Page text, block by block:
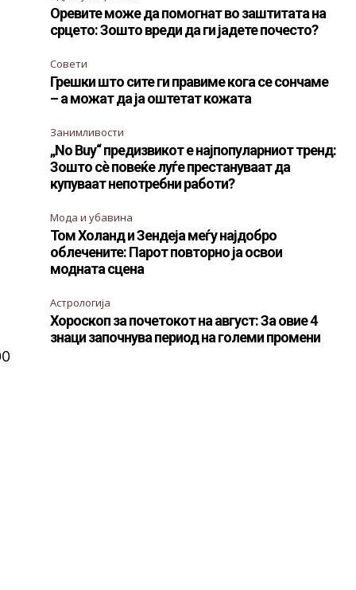
Оревите може да помогнат во заштитата на
срцето: Зошто вреди да ги јадете почесто?
Совети
Грешки што сите ги правиме кога се сончаме
– а можат да ја оштетат кожата
Занимливости
„No Buy“ предизвикот е најпопуларниот тренд:
Зошто сè повеќе луѓе престануваат да
купуваат непотребни работи?
Мода и убавина
Том Холанд и Зендеја меѓу најдобро
облечените: Парот повторно ја освои
модната сцена
Астрологија
Хороскоп за почетокот на август: За овие 4
знаци започнува период на големи промени